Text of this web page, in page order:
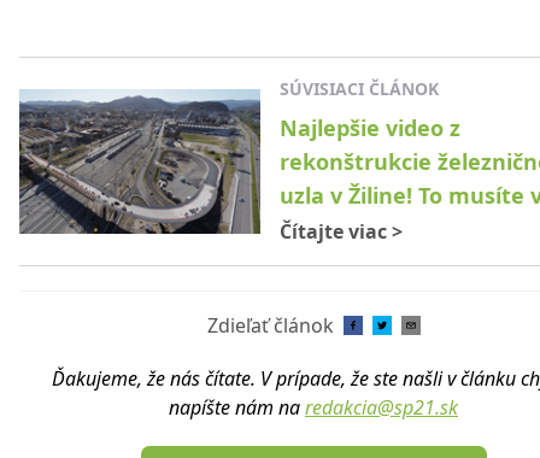
SÚVISIACI ČLÁNOK
Najlepšie video z
rekonštrukcie
uzla v Žiline! To musíte
Čítajte viac>
Zdieľať článok
Ďakujeme, že nás čítate. V prípade, že ste našli v článku
napíšte nám naredakcia@sp21.sk